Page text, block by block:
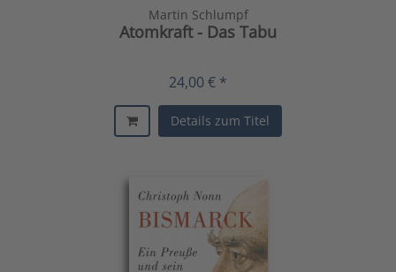
Martin Schlumpf
Atomkraft - Das Tabu
24,00 € *
Details zum Titel